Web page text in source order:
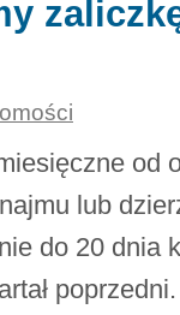
od
lub
do 20 dnia